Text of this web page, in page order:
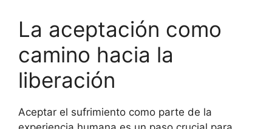
La aceptación como
camino hacia la
liberación
Aceptar el sufrimiento como parte de la